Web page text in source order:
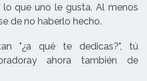
que uno le gusta. Al menos
de no haberlo hecho.
"¿a qué te dedicas?", tú
ahora también de